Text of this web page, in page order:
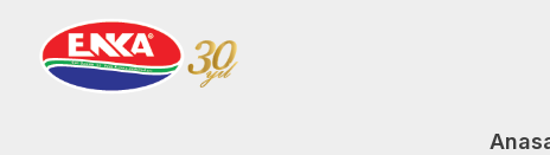
content